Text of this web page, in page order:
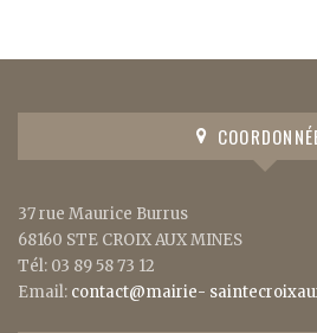
37 rue Maurice Burrus
68160 STE CROIX AUX MINES
Tél: 03 89 58 73 12
Email: contact@mairie-